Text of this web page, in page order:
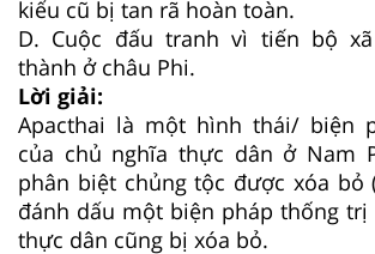
kiểu cũ bị tan rã hoàn toàn.
D. Cuộc đấu tranh vì tiến bộ
thành ở châu Phi.
Lời giải:
Apacthai là một hình thái/ biện
của chủ nghĩa thực dân ở Nam
phân biệt chủng tộc được xóa bỏ
đánh dấu một biện pháp thống trị
thực dân cũng bị xóa bỏ.